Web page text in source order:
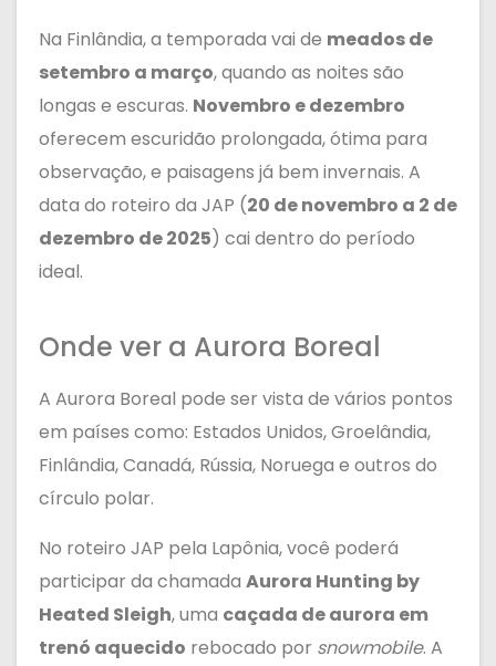
Na Finlândia, a temporada vai de meados de
setembro a março, quando as noites são
longas e escuras. Novembro e dezembro
oferecem escuridão prolongada, ótima para
observação, e paisagens já bem invernais. A
data do roteiro da JAP (20 de novembro a 2 de
dezembro de 2025) cai dentro do período
ideal.
Onde ver a Aurora Boreal
A Aurora Boreal pode ser vista de vários pontos
em países como: Estados Unidos, Groelândia,
Finlândia, Canadá, Rússia, Noruega e outros do
círculo polar.
No roteiro JAP pela Lapônia, você poderá
participar da chamada Aurora Hunting by
Heated Sleigh, uma caçada de aurora em
trenó aquecido rebocado por snowmobile. A